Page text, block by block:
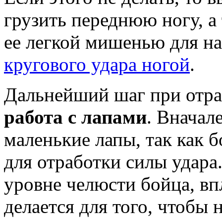
грузить переднюю ногу,
ее легкой мишенью для
кругового удара ногой.
Дальнейший шаг при
работа с лапами.
маленькие лапы, так как
для отработки силы
уровне челюсти бойца,
делается для того, чтобы